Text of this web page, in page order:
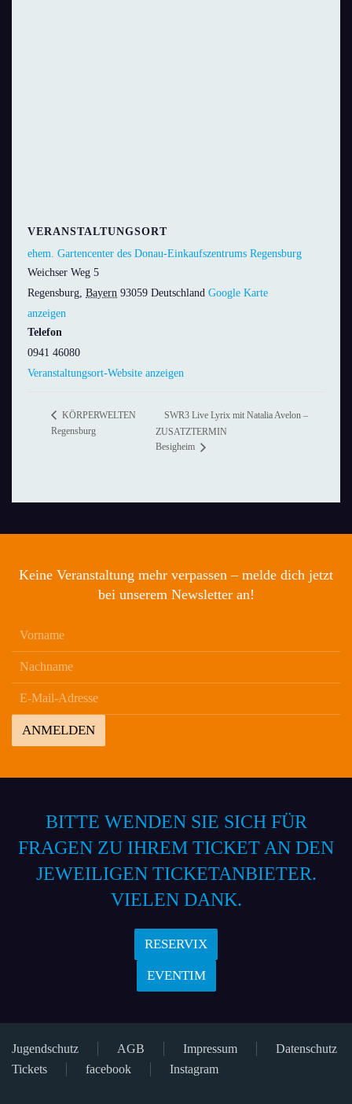
VERANSTALTUNGSORT
ehem. Gartencenter des Donau-Einkaufszentrums Regensburg
Weichser Weg 5
Regensburg Bayern 93059 Deutschland Google Karte
anzeigen
Telefon
0941 46080
Veranstaltungsort-Website anzeigen
KÖRPERWELTEN
Regensburg
SWR3 Live Lyrix mit Natalia Avelon –
ZUSATZTERMIN
Besigheim
Keine Veranstaltung mehr verpassen – melde dich jetzt
bei unserem Newsletter an!
ANMELDEN
BITTE WENDEN SIE SICH FÜR
FRAGEN ZU IHREM TICKET AN DEN
JEWEILIGEN TICKETANBIETER.
VIELEN DANK.
RESERVIX
EVENTIM
Jugendschutz AGB Impressum
Datenschutz
Tickets
facebook Instagram